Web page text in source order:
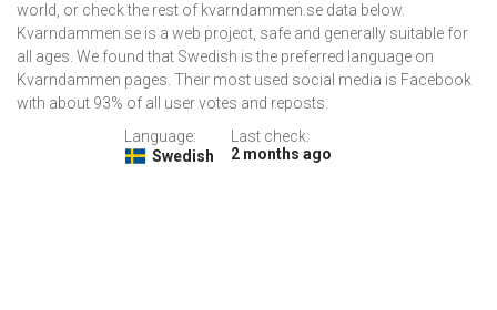
world, or check the rest of kvarndammen.se data below.
Kvarndammen.se is a web project, safe and generally suitable for
all ages. We found that Swedish is the preferred language on
Kvarndammen pages. Their most used social media is Facebook
with about 93% of all user votes and reposts.
Language:
Swedish
Last check:
2 months ago